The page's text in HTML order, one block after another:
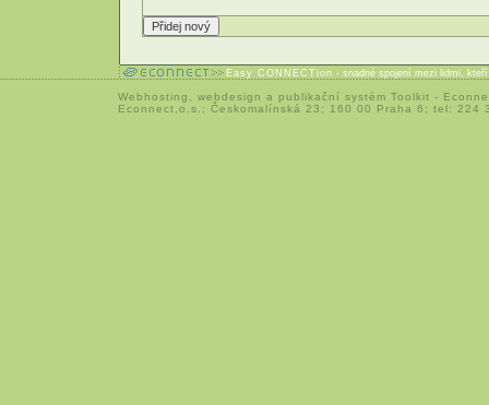
Easy CONNECTion - snadné spojení mezi lidmi,
Webhosting webdesign a publikační systém Toolkit -
Econnect,o.s.; Českomalínská 23; 160 00 Praha 6; tel: 224